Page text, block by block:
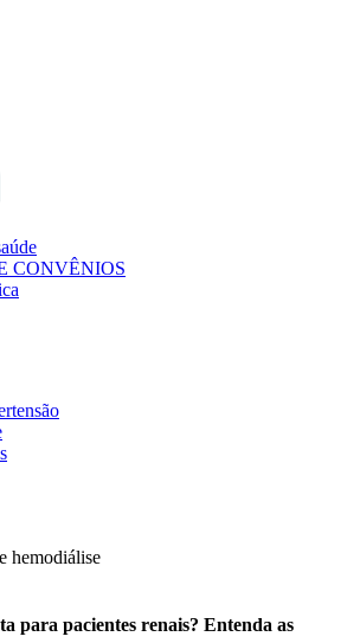
CONVÊNIOS
hemodiálise
para pacientes renais? Entenda as